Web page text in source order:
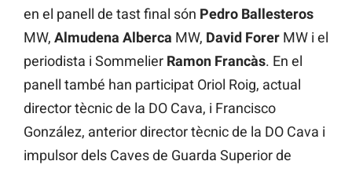
en el panell de tast final són Pedro Ballesteros
MW, Almudena Alberca MW, David Forer MW i el
periodista i Sommelier Ramon Francàs. En el
panell també han participat Oriol Roig, actual
director tècnic de la DO Cava, i Francisco
González, anterior director tècnic de la DO Cava i
impulsor dels Caves de Guarda Superior de